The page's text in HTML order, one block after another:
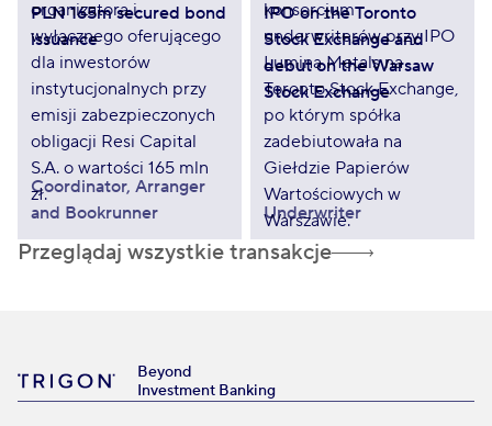
PLN 165m secured bond
issuance
Coordinator, Arranger
and Bookrunner
IPO on the Toronto
Stock Exchange and
debut on the Warsaw
Stock Exchange
Underwriter
Przeglądaj wszystkie transakcje
Beyond
Investment Banking